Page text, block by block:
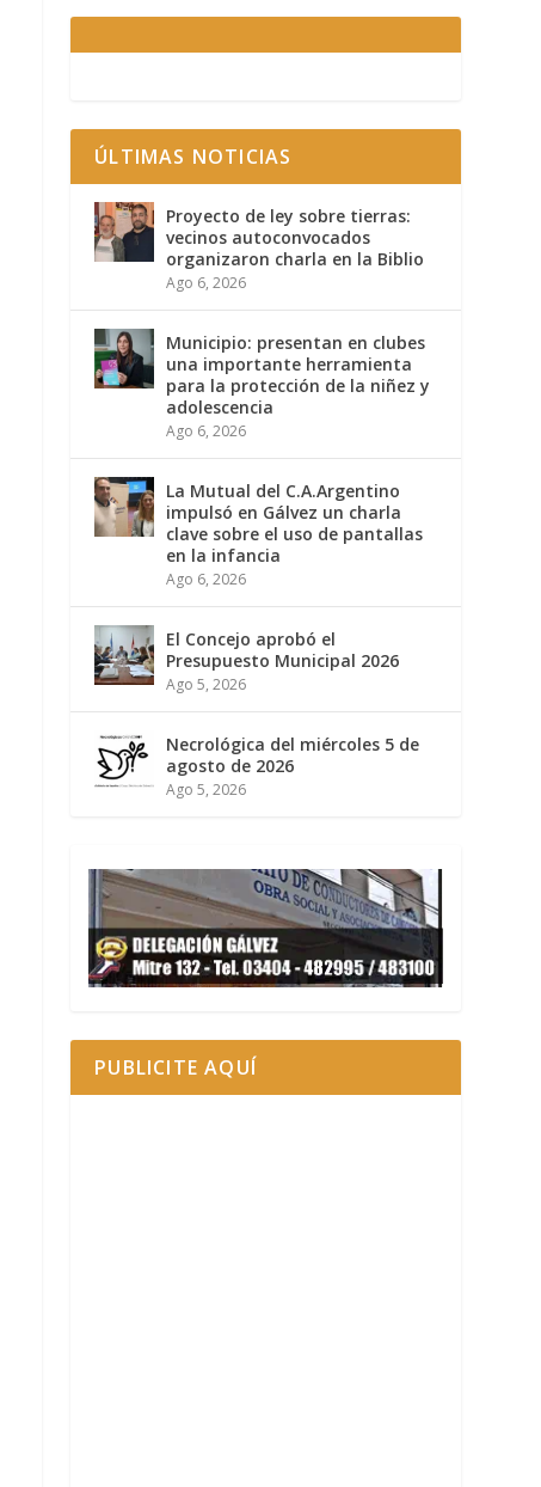
ÚLTIMAS NOTICIAS
Proyecto de ley sobre tierras:
vecinos autoconvocados
organizaron charla en la Biblio
Ago 6, 2026
Municipio: presentan en clubes
una importante herramienta
para la protección de la niñez y
adolescencia
Ago 6, 2026
La Mutual del C.A.Argentino
impulsó en Gálvez un charla
clave sobre el uso de pantallas
en la infancia
Ago 6, 2026
El Concejo aprobó el
Presupuesto Municipal 2026
Ago 5, 2026
Necrológica del miércoles 5 de
agosto de 2026
Ago 5, 2026
PUBLICITE AQUÍ